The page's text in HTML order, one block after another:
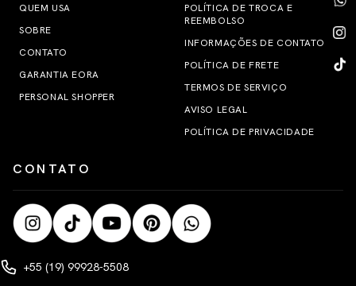
QUEM USA
SOBRE
CONTATO
GARANTIA EORA
PERSONAL SHOPPER
POLÍTICA DE TROCA E
REEMBOLSO
INFORMAÇÕES DE CONTATO
POLÍTICA DE FRETE
TERMOS DE SERVIÇO
AVISO LEGAL
POLÍTICA DE PRIVACIDADE
CONTATO
+55 (19) 99928-5508